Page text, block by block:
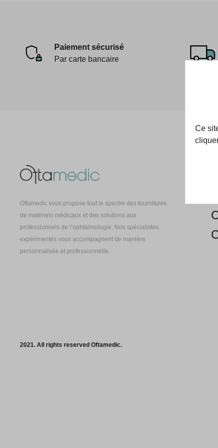
Ce
Paiement sécurisé
Par carte bancaire
Oftamedic vous propose tout le spectre des fournitures
de matériels médicaux et des solutions aux
professionnels de l’ophtalmologie. Nos spécialistes
expérimentés vous accompagnent de manière
personnalisée et professionnelle.
2021. All rights reserved Oftamedic.